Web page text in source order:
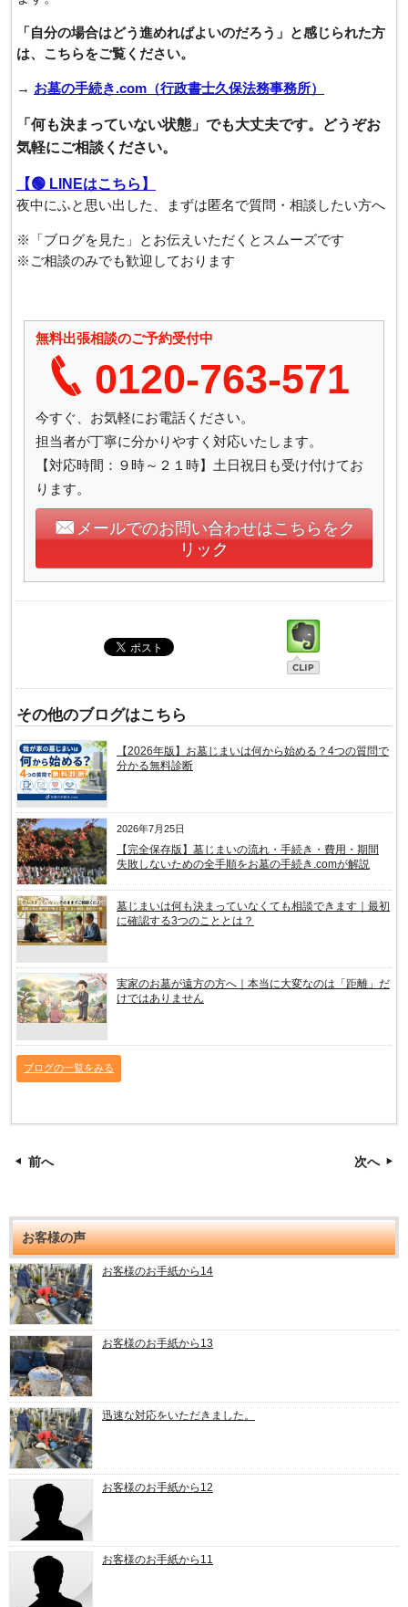
「自分の場合はどう進めればよいのだろう」と感じられた方
は、こちらをご覧ください。
→ お墓の手続き.com（行政書士久保法務事務所）
「何も決まっていない状態」でも大丈夫です。どうぞお
気軽にご相談ください。
【🟢 LINEはこちら】
夜中にふと思い出した、まずは匿名で質問・相談したい方へ
※「ブログを見た」とお伝えいただくとスムーズです
※ご相談のみでも歓迎しております
無料出張相談のご予約受付中
0120-763-571
今すぐ、お気軽にお電話ください。
担当者が丁寧に分かりやすく対応いたします。
【対応時間：９時～２１時】土日祝日も受け付けてお
ります。
メールでのお問い合わせはこちらをク
リック
その他のブログはこちら
【2026年版】お墓じまいは何から始める？4つの質問で
分かる無料診断
2026年7月25日
【完全保存版】墓じまいの流れ・手続き・費用・期間
失敗しないための全手順をお墓の手続き.comが解説
墓じまいは何も決まっていなくても相談できます｜最初
に確認する3つのこととは？
実家のお墓が遠方の方へ｜本当に大変なのは「距離」だ
けではありません
ブログの一覧をみる
前へ 次へ
お客様の声
お客様のお手紙から14
お客様のお手紙から13
迅速な対応をいただきました。
お客様のお手紙から12
お客様のお手紙から11